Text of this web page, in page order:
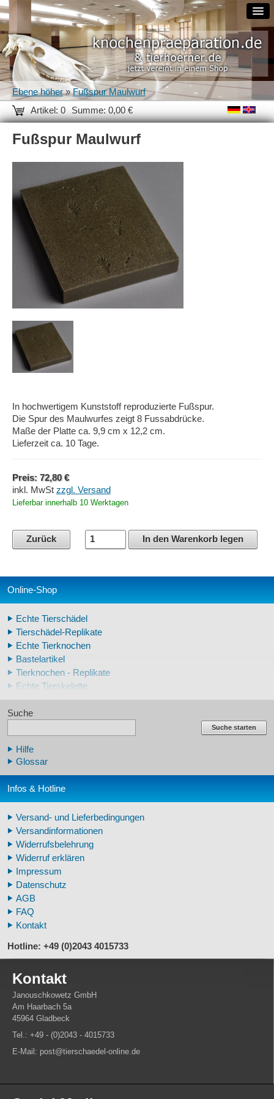
Artikel: 0 Summe: 0,00 €
Ebene höher»Fußspur Maulwurf
Fußspur Maulwurf
In hochwertigem Kunststoff reproduzierte Fußspur.
Die Spur des Maulwurfes zeigt 8 Fussabdrücke.
Maße der Platte ca. 9,9 cm x 12,2 cm.
Lieferzeit ca. 10 Tage.
Preis: 72,80 €
inkl. MwSt zzgl. Versand
Lieferbar innerhalb 10 Werktagen
Zurück In den Warenkorb legen
Online-Shop
Echte Tierschädel
Tierschädel-Replikate
Echte Tierknochen
Bastelartikel
Tierknochen - Replikate
Echte Tierskelette
Echte Tierzähne
Krallen- und Zahnreplikate
Schädelreplikate Mensch
Knochenreplikate Mensch
Arm-/Beinskelette Mensch
Zähne Warzenschwein
Veterinär - Lehrmittel
Fossilreplikate Mensch
Pferdemähnen
Fußspuren museal
Tierhörner
Suche
Suche starten
Hilfe
Glossar
Infos & Hotline
Versand- und Lieferbedingungen
Versandinformationen
Widerrufsbelehrung
Widerruf erklären
Impressum
Datenschutz
AGB
FAQ
Kontakt
Hotline: +49 (0)2043 4015733
Kontakt
Janouschkowetz GmbH
Am Haarbach 5a
45964 Gladbeck
Tel.: +49 - (0)2043 - 4015733
E-Mail: post@tierschaedel-online.de